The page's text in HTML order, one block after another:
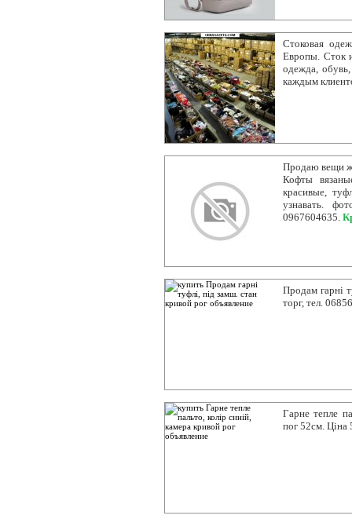
Стоковая
Европы. Сток
одежда,
каждым
Продаю вещи
Кофты
красивые,
узнавать.
0967604635.
Продам гарні
торг, тел.
Гарне тепле
пог 52см. Ціна